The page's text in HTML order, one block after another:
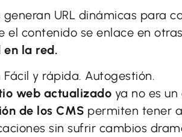
generan URL dinámicas para
el contenido se enlace en
la red.
y rápida. Autogestión.
web actualizado ya no es
de los CMS permiten tener
sin sufrir cambios